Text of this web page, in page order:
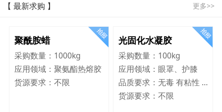
【 最新求购 】 更多>>
聚酰胺蜡
采购数量： 1000kg
应用领域： 聚氨酯热熔胶
货源要求： 不限
光固化水凝胶
采购数量： 100kg
应用领域： 眼罩、护膝
品质要求：
无毒 有粘性 Q弹 韧性好
货源要求：不限